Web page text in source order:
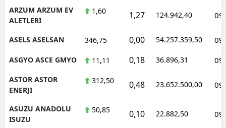
ARZUM ARZUM EV
ALETLERI
1,60 1,27 124.942,40
ASELS ASELSAN 346,75 0,00 54.257.359,50
ASGYO ASCE GMYO 11,11 0,18 36.896,31
ASTOR ASTOR
ENERJI
312,50 0,48 23.652.500,00
ASUZU ANADOLU
ISUZU
50,85 0,10 22.882,50